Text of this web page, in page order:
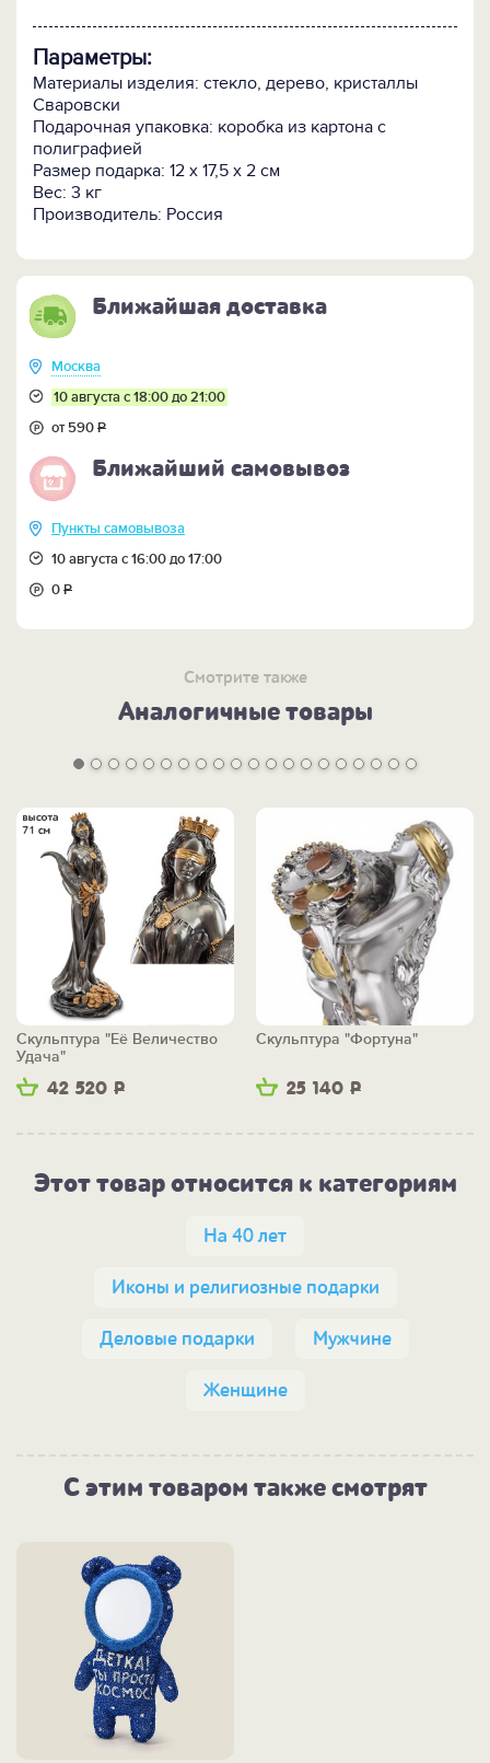
Параметры:
Материалы изделия: стекло, дерево, кристаллы
Сваровски
Подарочная упаковка: коробка из картона с
полиграфией
Размер подарка: 12 x 17,5 x 2 см
Вес: 3 кг
Производитель: Россия
Ближайшая доставка
Москва
10 августа с 18:00 до 21:00
от 590Р
Ближайший самовывоз
Пункты самовывоза
10 августа с 16:00 до 17:00
0Р
Смотрите также
Аналогичные товары
42 520 Р
Скульптура "Её Величество
Удача"
25 140 Р
Скульптура "Фортуна"
Этот товар относится к категориям
На 40 лет
Иконы и религиозные подарки
Деловые подарки Мужчине
Женщине
С этим товаром также смотрят